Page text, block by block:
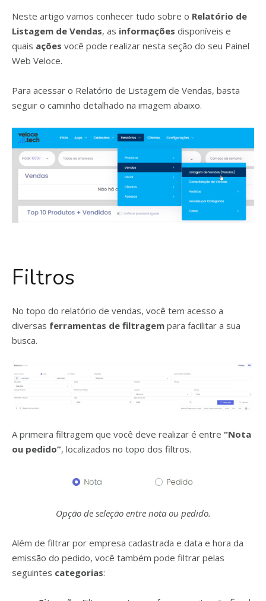
Neste artigo vamos conhecer tudo sobre o Relatório de
Listagem de Vendas, as informações disponíveis e
quais ações você pode realizar nesta seção do seu Painel
Web Veloce.
Para acessar o Relatório de Listagem de Vendas, basta
seguir o caminho detalhado na imagem abaixo.
Filtros
No topo do relatório de vendas, você tem acesso a
diversas ferramentas de filtragem para facilitar a sua
busca.
A primeira filtragem que você deve realizar é entre “Nota
ou pedido”, localizados no topo dos filtros.
Opção de seleção entre nota ou pedido.
Além de filtrar por empresa cadastrada e data e hora da
emissão do pedido, você também pode filtrar pelas
seguintes categorias: